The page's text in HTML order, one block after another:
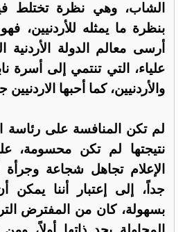
الشاب، وهي نظرة تختلط
بنظرة ما يمثله للأردنيين،
أرسى معالم الدولة الأردنية
علياء، التي تنتمي إلى أسرة
والأردنيين، كما أحبها الاردنيين
لم تكن المنافسة على رئاسة
نتيجتها لم تكن محسومة،
الإعلام تجاهل شجاعة
جداً، إلى إعتبار أننا يمكن
بسهولة، كان من المفترض